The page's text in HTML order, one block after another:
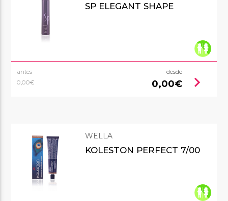
SP ELEGANT SHAPE
antes
0,00€
desde
0,00€ chevron_right
WELLA
KOLESTON PERFECT 7/00